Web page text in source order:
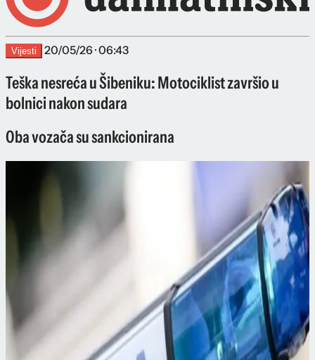
Vijesti 20/05/26 · 06:43
Teška nesreća u Šibeniku: Motociklist završio u
bolnici nakon sudara
Oba vozača su sankcionirana